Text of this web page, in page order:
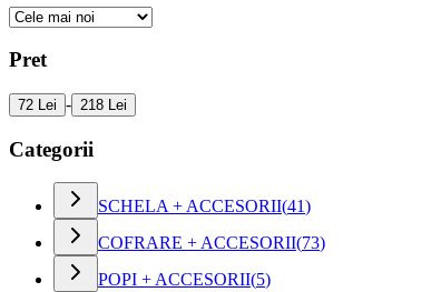
Pret
72 Lei - 218 Lei
Categorii
SCHELA + ACCESORII(41)
COFRARE + ACCESORII(73)
POPI + ACCESORII(5)